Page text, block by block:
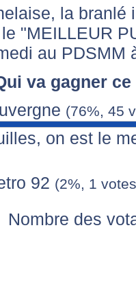
la
"MEILLEUR
au PDSMM
va gagner
(76%, 45
on est le
92 (2%, 1
Nombre des